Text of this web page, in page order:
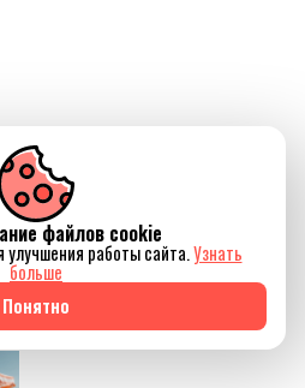
и
файлов cookie
улучшения работы сайта.Узнать
больше
Понятно